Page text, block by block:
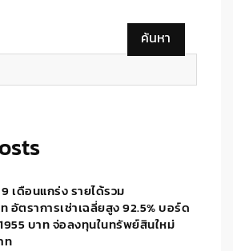
ค้นหา
เดือนแกร่ง รายได้รวม
อัตราการเช่าเฉลี่ยสูง 92.5% บอร์ด
บาท จ่อลงทุนในทรัพย์สินใหม่
ท